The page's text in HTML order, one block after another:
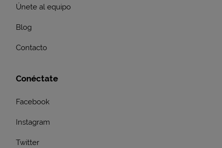
Únete al equipo
Blog
Contacto
Conéctate
Facebook
Instagram
Twitter